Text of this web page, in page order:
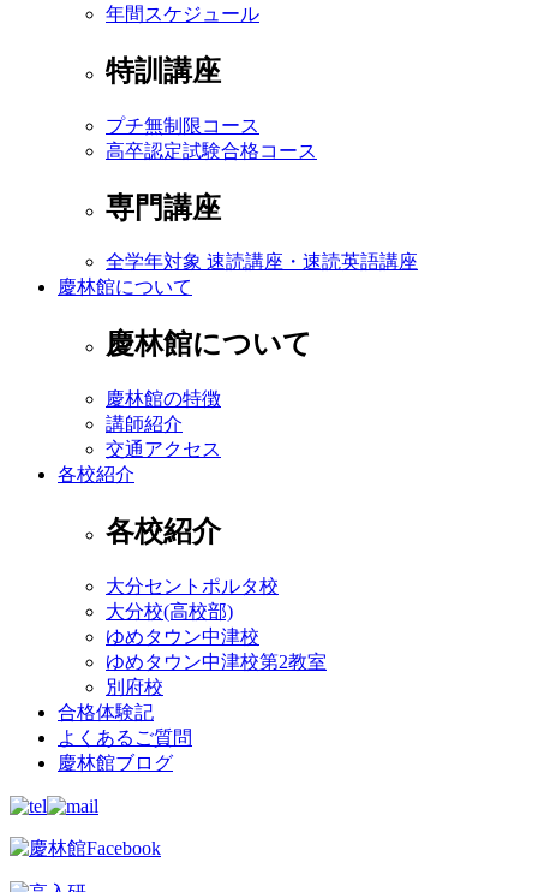
年間スケジュール
特訓講座
プチ無制限コース
高卒認定試験合格コース
専門講座
全学年対象 速読講座・速読英語講座
慶林館について
慶林館について
慶林館の特徴
講師紹介
交通アクセス
各校紹介
各校紹介
大分セントポルタ校
大分校(高校部)
ゆめタウン中津校
ゆめタウン中津校第2教室
別府校
合格体験記
よくあるご質問
慶林館ブログ